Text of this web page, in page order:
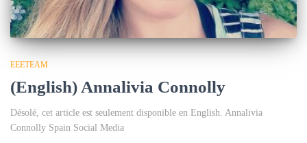
EEETEAM
(English) Annalivia Connolly
Désolé, cet article est seulement disponible en English. Annalivia
Connolly Spain Social Media